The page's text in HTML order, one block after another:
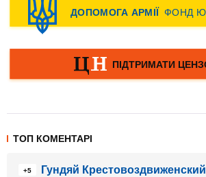
ТОП КОМЕНТАРІ
+5
Гундяй Крестовоздвиженский